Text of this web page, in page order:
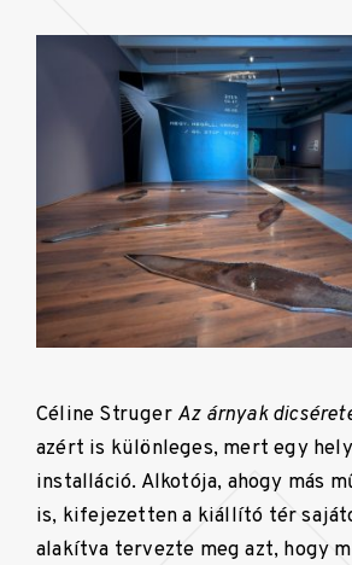
Céline Struger Az árnyak
azért is különleges, mert egy
installáció. Alkotója, ahogy más
is, kifejezetten a kiállító tér
alakítva tervezte meg azt, hogy